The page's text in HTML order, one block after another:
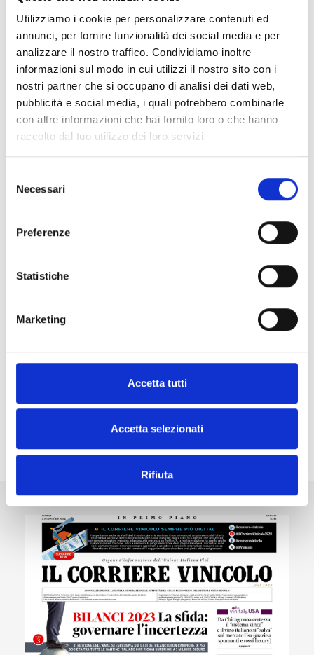
Utilizziamo i cookie per personalizzare contenuti ed
annunci, per fornire funzionalità dei social media e per
analizzare il nostro traffico. Condividiamo inoltre
informazioni sul modo in cui utilizzi il nostro sito con i
nostri partner che si occupano di analisi dei dati web,
pubblicità e social media, i quali potrebbero combinarle
con altre informazioni che hai fornito loro o che hanno
raccolto dal tuo utilizzo dei loro servizi.
delNecessari
Preferenze
Statistiche
Marketing
Accetta tutti
Accetta selezionati
Rifiuta
approfondimenti sul settore vinicolo, sempre
a portata di mano.
Categoria::
ABBONAMENTI DIGITALI
Banche Dati Denominazione
d'Origine + Vite e Vino
Giuridiche Denominazioni d’Origine + Vite e
2025
alle normative del settore vitivinicolo italiano.
Scopri gli altri prodotti